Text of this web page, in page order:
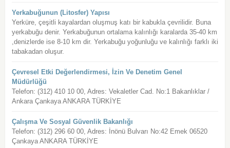
Yerkabuğunun (Litosfer) Yapısı
Yerküre, çeşitli kayalardan oluşmuş katı bir kabukla çevrilidir. Buna
yerkabuğu denir. Yerkabuğunun ortalama kalınlığı karalarda 35-40 km
,denizlerde ise 8-10 km dir. Yerkabuğu yoğunluğu ve kalınlığı farklı iki
tabakadan oluşur.
Çevresel Etki Değerlendirmesi, İzin Ve Denetim Genel
Müdürlüğü
Telefon: (312) 410 10 00, Adres: Vekaletler Cad. No:1 Bakanlıklar /
Ankara Çankaya ANKARA TÜRKİYE
Çalışma Ve Sosyal Güvenlik Bakanlığı
Telefon: (312) 296 60 00, Adres: İnönü Bulvarı No:42 Emek 06520
Çankaya ANKARA TÜRKİYE